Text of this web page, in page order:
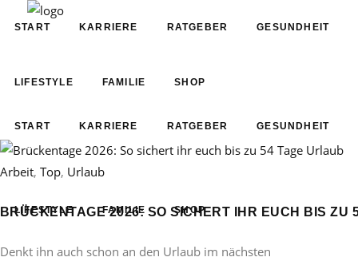
START KARRIERE RATGEBER GESUNDHEIT
LIFESTYLE FAMILIE SHOP
START KARRIERE RATGEBER GESUNDHEIT
LIFESTYLE FAMILIE SHOP
Arbeit, Top, Urlaub
BRÜCKENTAGE 2026: SO SICHERT IHR EUCH BIS ZU
Denkt ihn auch schon an den Urlaub im nächsten